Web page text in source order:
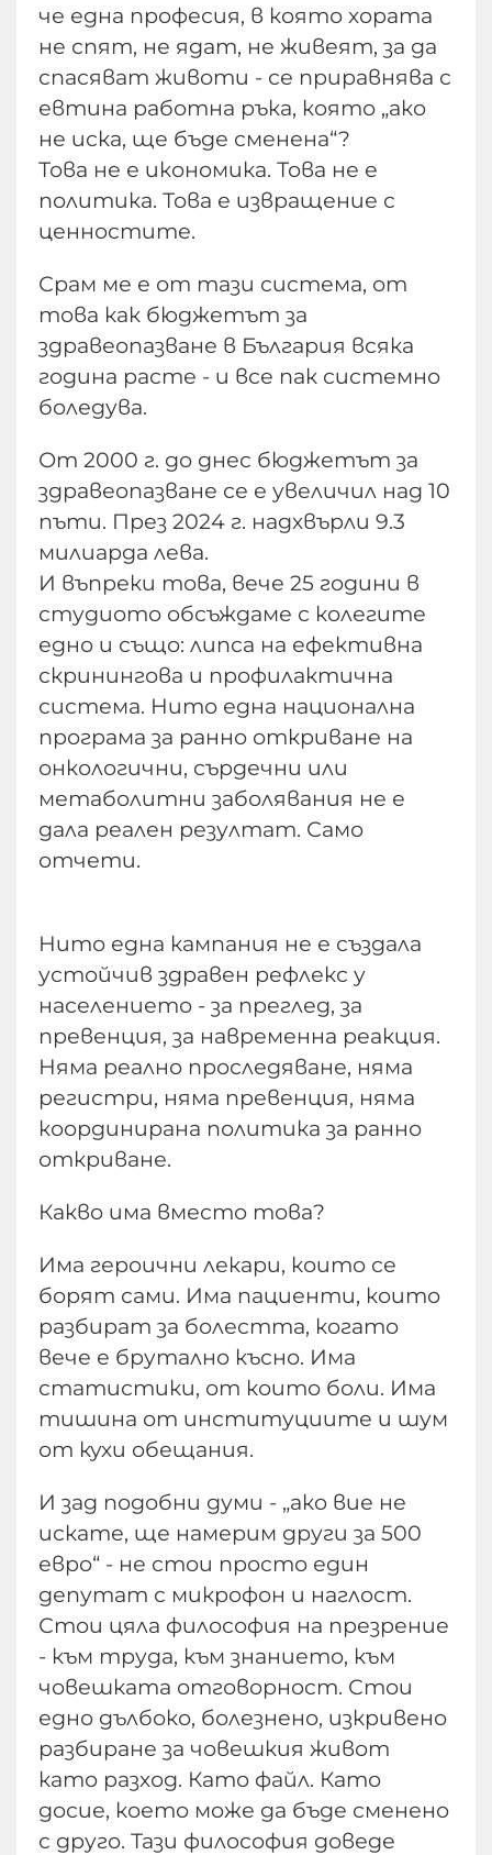
че една професия, в която хората
не спят, не ядат, не живеят, за да
спасяват животи - се приравнява с
евтина работна ръка, която „ако
не иска, ще бъде сменена“?
Това не е икономика. Това не е
политика. Това е извращение с
ценностите.
Срам ме е от тази система, от
това как бюджетът за
здравеопазване в България всяка
година расте - и все пак системно
боледува.
От 2000 г. до днес бюджетът за
здравеопазване се е увеличил над 10
пъти. През 2024 г. надхвърли 9.3
милиарда лева.
И въпреки това, вече 25 години в
студиото обсъждаме с колегите
едно и също: липса на ефективна
скринингова и профилактична
система. Нито една национална
програма за ранно откриване на
онкологични, сърдечни или
метаболитни заболявания не е
дала реален резултат. Само
отчети.
Нито една кампания не е създала
устойчив здравен рефлекс у
населението - за преглед, за
превенция, за навременна реакция.
Няма реално проследяване, няма
регистри, няма превенция, няма
координирана политика за ранно
откриване.
Какво има вместо това?
Има героични лекари, които се
борят сами. Има пациенти, които
разбират за болестта, когато
вече е брутално късно. Има
статистики, от които боли. Има
тишина от институциите и шум
от кухи обещания.
И зад подобни думи - „ако вие не
искате, ще намерим други за 500
евро“ - не стои просто един
депутат с микрофон и наглост.
Стои цяла философия на презрение
- към труда, към знанието, към
човешката отговорност. Стои
едно дълбоко, болезнено, изкривено
разбиране за човешкия живот
като разход. Като файл. Като
досие, което може да бъде сменено
с друго. Тази философия доведе